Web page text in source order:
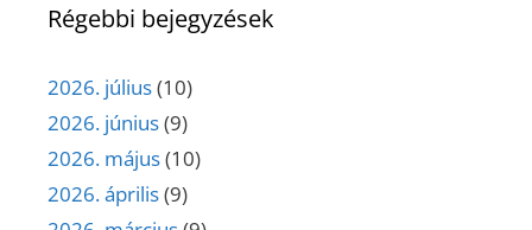
Régebbi bejegyzések
2026. július(10)
2026. június(9)
2026. május(10)
2026. április(9)